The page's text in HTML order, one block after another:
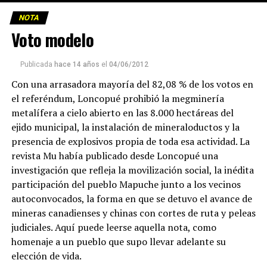
NOTA
Voto modelo
Publicada hace 14 años el 04/06/2012
Con una arrasadora mayoría del 82,08 % de los votos en
el referéndum, Loncopué prohibió la megminería
metalífera a cielo abierto en las 8.000 hectáreas del
ejido municipal, la instalación de mineraloductos y la
presencia de explosivos propia de toda esa actividad. La
revista Mu había publicado desde Loncopué una
investigación que refleja la movilización social, la inédita
participación del pueblo Mapuche junto a los vecinos
autoconvocados, la forma en que se detuvo el avance de
mineras canadienses y chinas con cortes de ruta y peleas
judiciales. Aquí puede leerse aquella nota, como
homenaje a un pueblo que supo llevar adelante su
elección de vida.